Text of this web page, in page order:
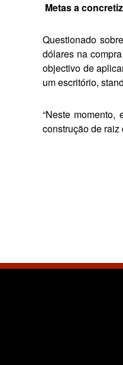
Metas a
Questionado
dólares na
objectivo de
um escritório,
“Neste
construção de raiz